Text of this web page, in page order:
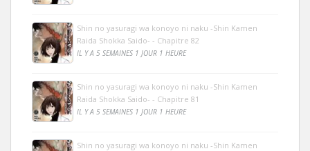
Shin no yasuragi wa konoyo ni naku -Shin Kamen
Raida Shokka Saido- - Chapitre 82
IL Y A 5 SEMAINES 1 JOUR 1 HEURE
Shin no yasuragi wa konoyo ni naku -Shin Kamen
Raida Shokka Saido- - Chapitre 81
IL Y A 5 SEMAINES 1 JOUR 1 HEURE
Shin no yasuragi wa konoyo ni naku -Shin Kamen